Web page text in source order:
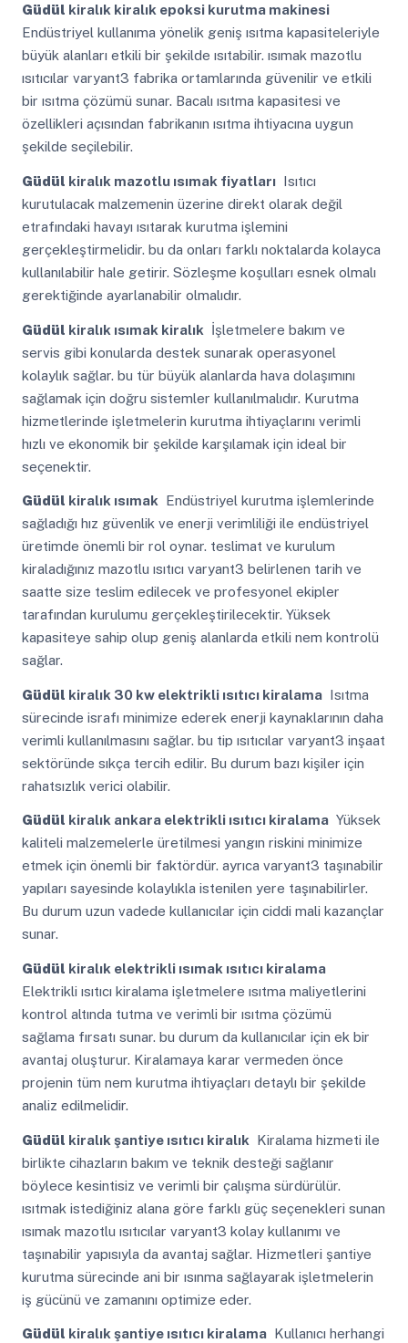
Güdül kiralık kiralık epoksi kurutma makinesi
Endüstriyel kullanıma yönelik geniş ısıtma kapasiteleriyle
büyük alanları etkili bir şekilde ısıtabilir. ısımak mazotlu
ısıtıcılar varyant3 fabrika ortamlarında güvenilir ve etkili
bir ısıtma çözümü sunar. Bacalı ısıtma kapasitesi ve
özellikleri açısından fabrikanın ısıtma ihtiyacına uygun
şekilde seçilebilir.
Güdül kiralık mazotlu ısımak fiyatlarıIsıtıcı
kurutulacak malzemenin üzerine direkt olarak değil
etrafındaki havayı ısıtarak kurutma işlemini
gerçekleştirmelidir. bu da onları farklı noktalarda kolayca
kullanılabilir hale getirir. Sözleşme koşulları esnek olmalı
gerektiğinde ayarlanabilir olmalıdır.
Güdül kiralık ısımak kiralık İşletmelere bakım ve
servis gibi konularda destek sunarak operasyonel
kolaylık sağlar. bu tür büyük alanlarda hava dolaşımını
sağlamak için doğru sistemler kullanılmalıdır. Kurutma
hizmetlerinde işletmelerin kurutma ihtiyaçlarını verimli
hızlı ve ekonomik bir şekilde karşılamak için ideal bir
seçenektir.
Güdül kiralık ısımak Endüstriyel kurutma işlemlerinde
sağladığı hız güvenlik ve enerji verimliliği ile endüstriyel
üretimde önemli bir rol oynar. teslimat ve kurulum
kiraladığınız mazotlu ısıtıcı varyant3 belirlenen tarih ve
saatte size teslim edilecek ve profesyonel ekipler
tarafından kurulumu gerçekleştirilecektir. Yüksek
kapasiteye sahip olup geniş alanlarda etkili nem kontrolü
sağlar.
Güdül kiralık 30 kw elektrikli ısıtıcı kiralamaIsıtma
sürecinde israfı minimize ederek enerji kaynaklarının daha
verimli kullanılmasını sağlar. bu tip ısıtıcılar varyant3 inşaat
sektöründe sıkça tercih edilir. Bu durum bazı kişiler için
rahatsızlık verici olabilir.
Güdül kiralık ankara elektrikli ısıtıcı kiralamaYüksek
kaliteli malzemelerle üretilmesi yangın riskini minimize
etmek için önemli bir faktördür. ayrıca varyant3 taşınabilir
yapıları sayesinde kolaylıkla istenilen yere taşınabilirler.
Bu durum uzun vadede kullanıcılar için ciddi mali kazançlar
sunar.
Güdül kiralık elektrikli ısımak ısıtıcı kiralama
Elektrikli ısıtıcı kiralama işletmelere ısıtma maliyetlerini
kontrol altında tutma ve verimli bir ısıtma çözümü
sağlama fırsatı sunar. bu durum da kullanıcılar için ek bir
avantaj oluşturur. Kiralamaya karar vermeden önce
projenin tüm nem kurutma ihtiyaçları detaylı bir şekilde
analiz edilmelidir.
Güdül kiralık şantiye ısıtıcı kiralık Kiralama hizmeti ile
birlikte cihazların bakım ve teknik desteği sağlanır
böylece kesintisiz ve verimli bir çalışma sürdürülür.
ısıtmak istediğiniz alana göre farklı güç seçenekleri sunan
ısımak mazotlu ısıtıcılar varyant3 kolay kullanımı ve
taşınabilir yapısıyla da avantaj sağlar. Hizmetleri şantiye
kurutma sürecinde ani bir ısınma sağlayarak işletmelerin
iş gücünü ve zamanını optimize eder.
Güdül kiralık şantiye ısıtıcı kiralamaKullanıcı herhangi